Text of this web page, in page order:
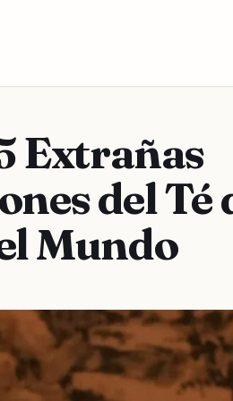
Extrañas
del Té
Mundo